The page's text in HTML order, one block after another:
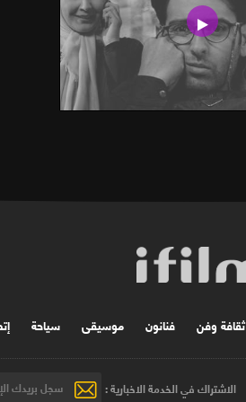
ثقافة وفن فنانون موسیقی سياحة
الاشتراك في الخدمة الاخبارية :